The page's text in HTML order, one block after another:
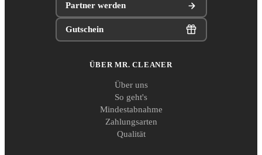
Partner werden
Gutschein
ÜBER MR. CLEANER
Über uns
So geht's
Mindestabnahme
Zahlungsarten
Qualität